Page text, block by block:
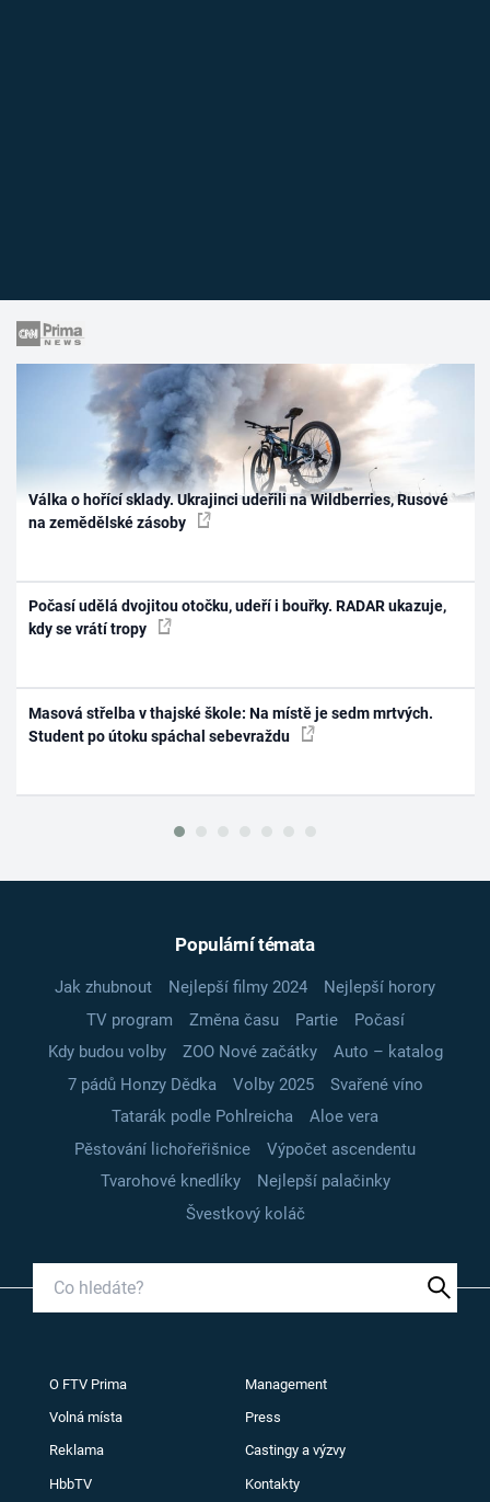
Válka o hořící sklady. Ukrajinci udeřili na Wildberries, Rusové
na zemědělské zásoby
Počasí udělá dvojitou otočku, udeří i bouřky. RADAR ukazuje,
kdy se vrátí tropy
Masová střelba v thajské škole: Na místě je sedm mrtvých.
Student po útoku spáchal sebevraždu
Populární témata
Jak zhubnout Nejlepší filmy 2024
Nejlepší horory
TV program
Změna času Partie
Počasí
Kdy budou volby
ZOO Nové začátky
Auto – katalog
7 pádů Honzy Dědka
Volby 2025
Svařené víno
Tatarák podle Pohlreicha
Aloe vera
Pěstování lichořeřišnice
Výpočet ascendentu
Tvarohové knedlíky
Nejlepší palačinky
Švestkový koláč
O FTV Prima Management
Volná místa Press
Reklama Castingy a výzvy
HbbTV Kontakty